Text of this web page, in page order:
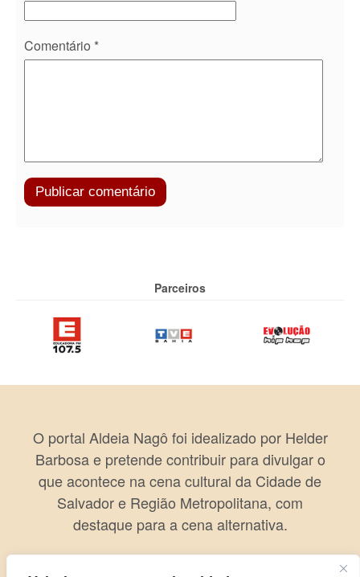
Comentário *
Parceiros
O portal Aldeia Nagô foi idealizado por Helder
Barbosa e pretende contribuir para divulgar o
que acontece na cena cultural da Cidade de
Salvador e Região Metropolitana, com
destaque para a cena alternativa.